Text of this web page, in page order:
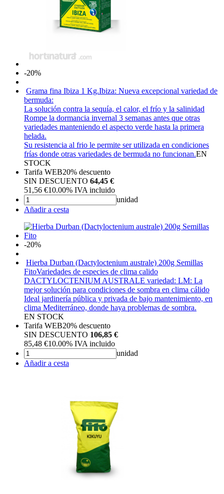
-20%
Grama fina Ibiza 1 Kg.Ibiza: Nueva excepcional variedad de
bermuda:
La solución contra la sequía, el calor, el frío y la salinidad
Rompe la dormancia invernal 3 semanas antes que otras
variedades manteniendo el aspecto verde hasta la primera
helada.
Su resistencia al frio le permite ser utilizada en condiciones
frías donde otras variedades de bermuda no funcionan.EN
STOCK
Tarifa WEB20% descuento
SIN DESCUENTO 64,45 €
51,56 €10.00% IVA incluido
unidad
Añadir a cesta
-20%
Hierba Durban (Dactyloctenium australe) 200g Semillas
FitoVariedades de especies de clima calido
DACTYLOCTENIUM AUSTRALE variedad: LM: La
mejor solución para condiciones de sombra en clima cálido
Ideal jardinería pública y privada de bajo mantenimiento, en
clima Mediterráneo, donde haya problemas de sombra.
EN STOCK
Tarifa WEB20% descuento
SIN DESCUENTO 106,85 €
85,48 €10.00% IVA incluido
unidad
Añadir a cesta